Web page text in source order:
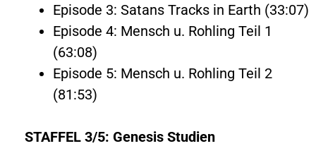
Episode 3: Satans Tracks in Earth (33:07)
Episode 4: Mensch u. Rohling Teil 1
(63:08)
Episode 5: Mensch u. Rohling Teil 2
(81:53)
STAFFEL 3/5: Genesis Studien